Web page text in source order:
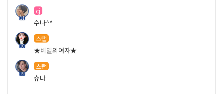
11
cj
수나^^
10
스탭
★비밀의여자★
19
스탭
슈나